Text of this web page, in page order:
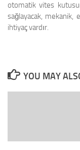
otomatik vites
sağlayacak, mekanik,
ihtiyaç vardır.
YOU MAY